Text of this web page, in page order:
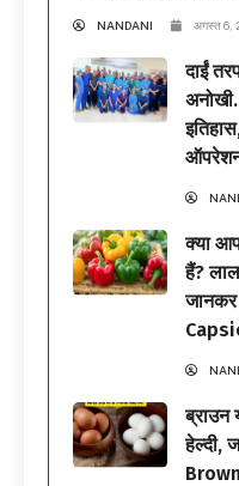
NANDANI अगस्त 6,
दाईं
क्या आप
हैं?
ब्राउन
हेल्दी,